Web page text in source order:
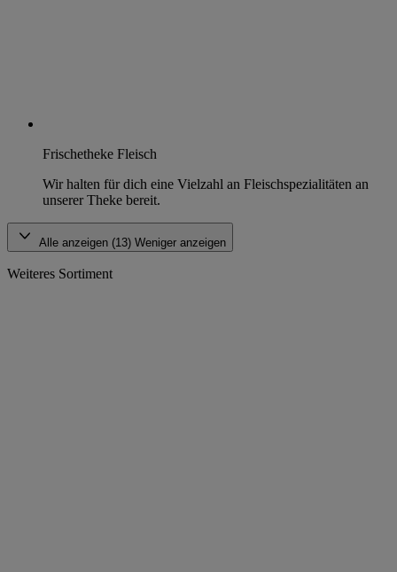
Frischetheke Fleisch
Wir halten für dich eine Vielzahl an Fleischspezialitäten an
unserer Theke bereit.
Alle anzeigen (13) Weniger anzeigen
Weiteres Sortiment